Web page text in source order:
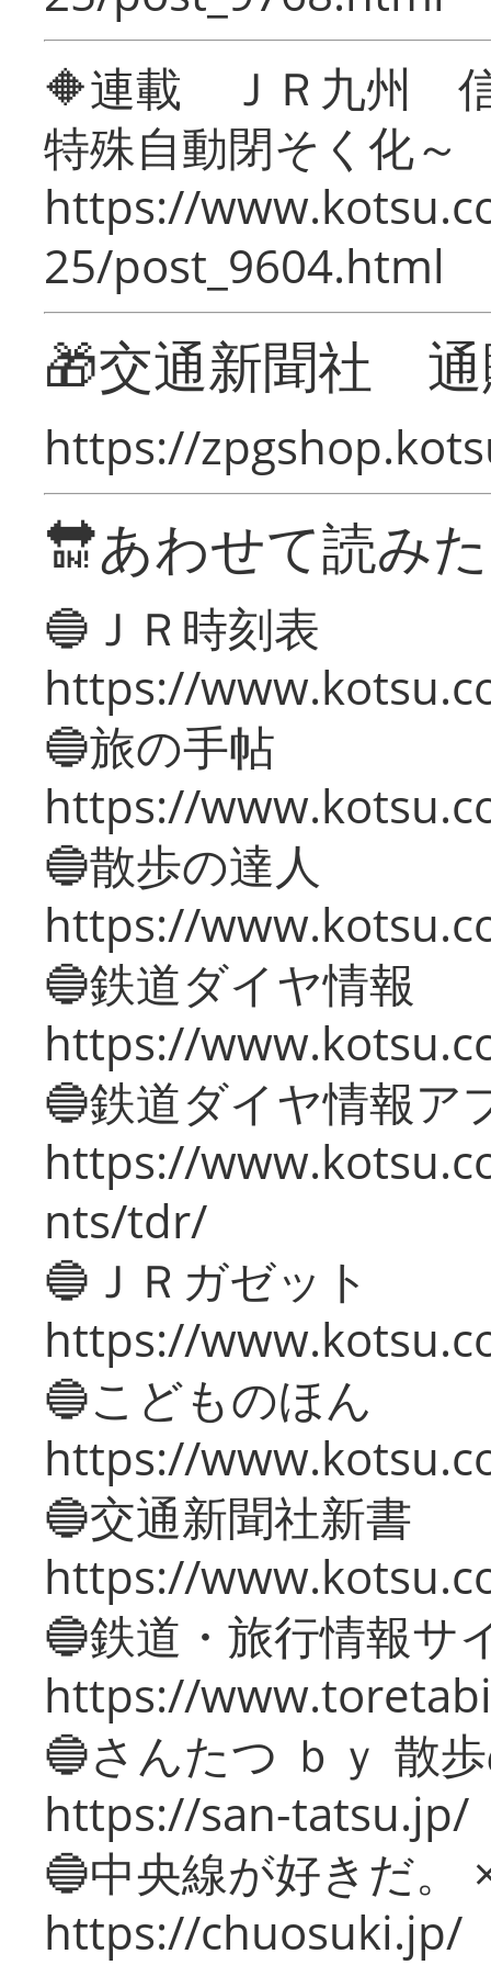
🔶連載 ＪＲ九州 信
特殊自動閉そく化～
https://
25/post_9604.html
🎁交通新聞社
https://
🔛あわせて読み
🔵ＪＲ時刻表
https://
🔵旅の手帖
https://
🔵散歩の達人
https://
🔵鉄道ダイヤ情報
https://
🔵鉄道ダイヤ情報ア
https://
nts/tdr/
🔵ＪＲガゼット
https://
🔵こどものほん
https://
🔵交通新聞社新書
https://
🔵鉄道・旅行情報サ
https://
🔵さんたつ ｂｙ 散
https://san-tatsu.jp/
🔵中央線が好きだ。
https://chuosuki.jp/